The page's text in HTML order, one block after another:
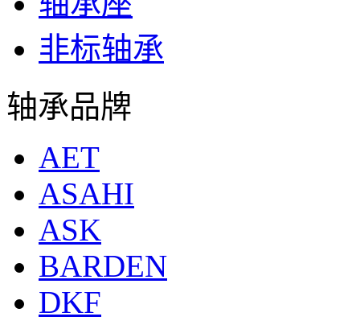
非标轴承
轴承品牌
AET
ASAHI
ASK
BARDEN
DKF